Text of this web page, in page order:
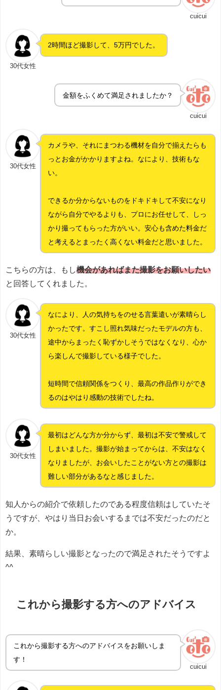
cuicui
30代女性
2時間ほど撮影して、5万円でした。
cuicui
金額をふくめて満足されましたか？
30代女性
カメラや、それにまつわる機材を自分で揃えたらも
っとお金がかかりますよね。なにより、技術もな
い。
できるか分からないものをドキドキして不安になり
ながら自分でやるよりも、プロにお任せして、しっ
かり撮ってもらった方がいい。安心も含めた料金だ
と考えるとまったく高くない料金だと思いました。
こちらの方は、もし 機会があればまた撮影をお願いしたい
と回答してくれました。
30代女性
なにより、人の気持ちをのせる言葉遣いが素晴らし
かったです。すこし照れ気味だったモデルの方も、
途中からまったく恥ずかしそうではなくなり、心か
ら楽しんで撮影している様子でした。
短時間で信頼関係をつくり、最高の作品作りができ
るのはやはり感動の技術でしたね。
30代女性
最初はどんな方か分からず、最初は不安で警戒して
しまいました。撮影が始まってからは、不安はなく
なりましたが、お会いしたことがない方との撮影は
難しい部分があるなと感じました。
知人からの紹介で依頼したのである程度信頼はしていたそ
うですが、やはり当日お会いするまでは不安だったのだと
か。
結果、素晴らしい撮影となったので満足されたそうですよ
^^
これから撮影する方へのアドバイス
cuicui
これから撮影する方へのアドバイスをお願いしま
す！